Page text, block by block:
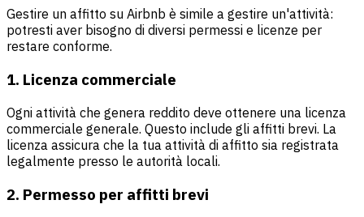
Gestire un affitto su Airbnb è simile a gestire un'attività:
potresti aver bisogno di diversi permessi e licenze per
restare conforme.
1. Licenza commerciale
Ogni attività che genera reddito deve ottenere una licenza
commerciale generale. Questo include gli affitti brevi. La
licenza assicura che la tua attività di affitto sia registrata
legalmente presso le autorità locali.
2. Permesso per affitti brevi